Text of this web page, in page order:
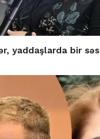
yaddaşlarda bir səs